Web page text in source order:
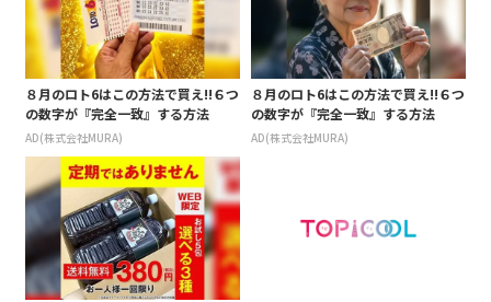
８月のロト6はこの方法で買え!!６つ
の数字が『完全一致』する方法
AD(株式会社MURA)
８月のロト6はこの方法で買え!!６つ
の数字が『完全一致』する方法
AD(株式会社MURA)